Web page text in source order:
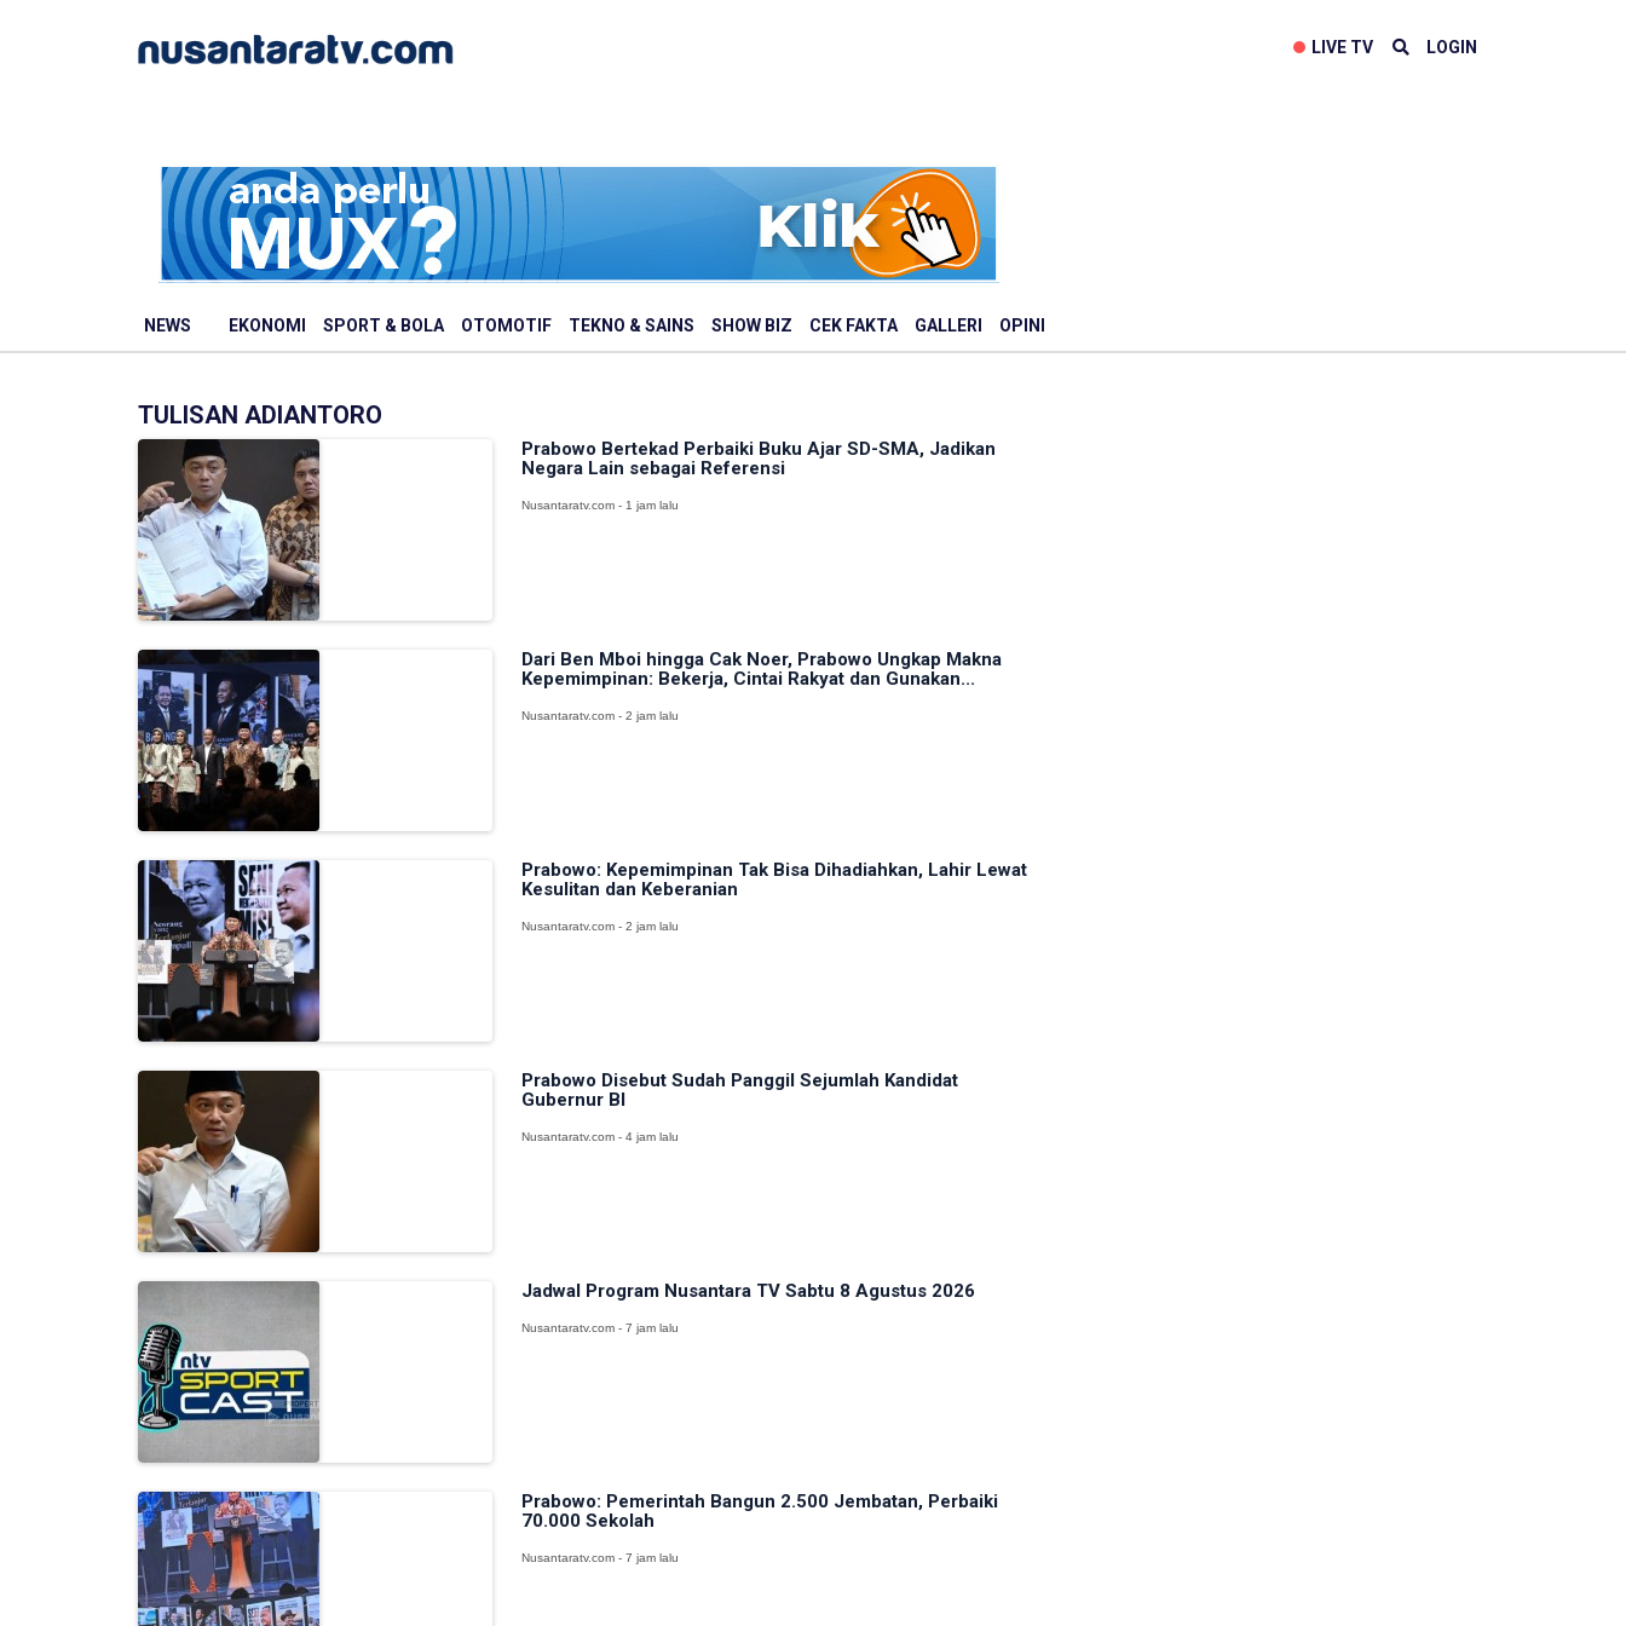
LIVE TV LOGIN
NEWS EKONOMI SPORT & BOLA OTOMOTIF TEKNO & SAINS SHOW BIZ CEK FAKTA GALLERI OPINI
TULISAN ADIANTORO
Prabowo Bertekad Perbaiki Buku Ajar SD-SMA, Jadikan
Negara Lain sebagai Referensi
Nusantaratv.com - 1 jam lalu
Dari Ben Mboi hingga Cak Noer, Prabowo Ungkap Makna
Kepemimpinan: Bekerja, Cintai Rakyat dan Gunakan...
Nusantaratv.com - 2 jam lalu
Prabowo: Kepemimpinan Tak Bisa Dihadiahkan, Lahir Lewat
Kesulitan dan Keberanian
Nusantaratv.com - 2 jam lalu
Prabowo Disebut Sudah Panggil Sejumlah Kandidat
Gubernur BI
Nusantaratv.com - 4 jam lalu
Jadwal Program Nusantara TV Sabtu 8 Agustus 2026
Nusantaratv.com - 7 jam lalu
Prabowo: Pemerintah Bangun 2.500 Jembatan, Perbaiki
70.000 Sekolah
Nusantaratv.com - 7 jam lalu